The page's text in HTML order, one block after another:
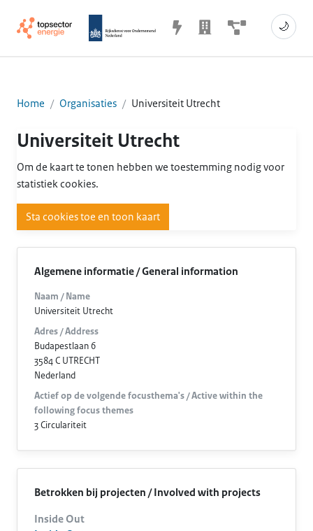
🌙
Home Organisaties Universiteit Utrecht
Universiteit Utrecht
Om de kaart te tonen hebben we toestemming nodig voor
statistiek cookies.
Sta cookies toe en toon kaart
Algemene informatie / General information
Naam / Name
Universiteit Utrecht
Adres / Address
Budapestlaan 6
3584 C UTRECHT
Nederland
Actief op de volgende focusthema's / Active within the
following focus themes
3 Circulariteit
Betrokken bij projecten / Involved with projects
Inside Out